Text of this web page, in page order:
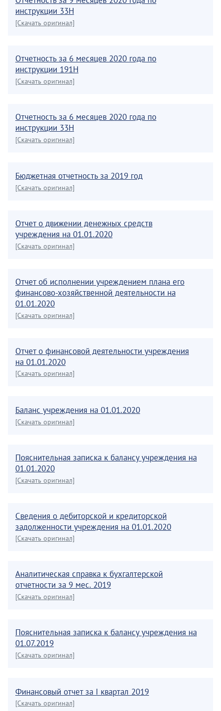
инструкции 33Н
[Скачать оригинал]
Отчетность за 6 месяцев 2020 года по
инструкции 191Н
[Скачать оригинал]
Отчетность за 6 месяцев 2020 года по
инструкции 33Н
[Скачать оригинал]
Бюджетная отчетность за 2019 год
[Скачать оригинал]
Отчет о движении денежных средств
учреждения на 01.01.2020
[Скачать оригинал]
Отчет об исполнении учреждением плана его
финансово-хозяйственной деятельности на
01.01.2020
[Скачать оригинал]
Отчет о финансовой деятельности учреждения
на 01.01.2020
[Скачать оригинал]
Баланс учреждения на 01.01.2020
[Скачать оригинал]
Пояснительная записка к балансу учреждения на
01.01.2020
[Скачать оригинал]
Сведения о дебиторской и кредиторской
задолженности учреждения на 01.01.2020
[Скачать оригинал]
Аналитическая справка к бухгалтерской
отчетности за 9 мес. 2019
[Скачать оригинал]
Пояснительная записка к балансу учреждения на
01.07.2019
[Скачать оригинал]
Финансовый отчет за I квартал 2019
[Скачать оригинал]